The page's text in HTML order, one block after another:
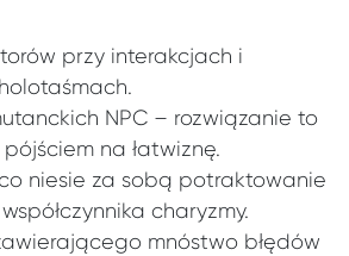
przy interakcjach i
NPC – rozwiązanie to
na łatwiznę.
niesie za sobą potraktowanie
charyzmy.
mnóstwo błędów